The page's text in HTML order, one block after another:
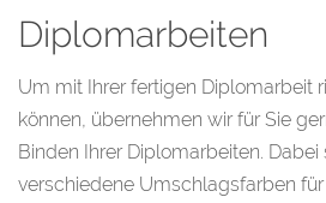
Diplomarbeiten
Um mit Ihrer fertigen Diplomarbeit
können, übernehmen wir für Sie
Binden Ihrer Diplomarbeiten. Dabei
verschiedene Umschlagsfarben